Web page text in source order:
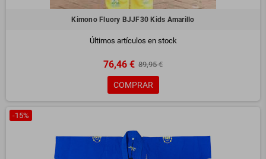
Kimono Fluory BJJF30 Kids Amarillo
Últimos artículos en stock
76,46 € 89,95 €
COMPRAR
-15%